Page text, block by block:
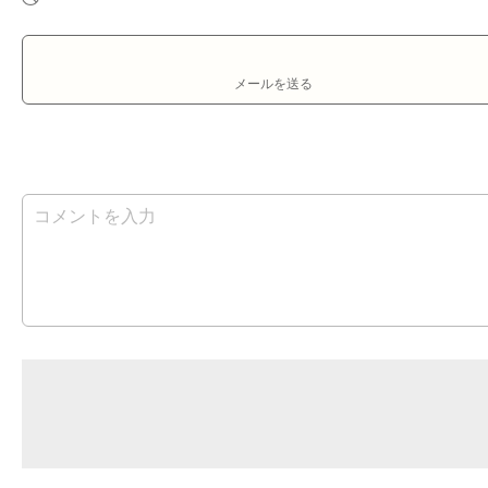
メールを送る